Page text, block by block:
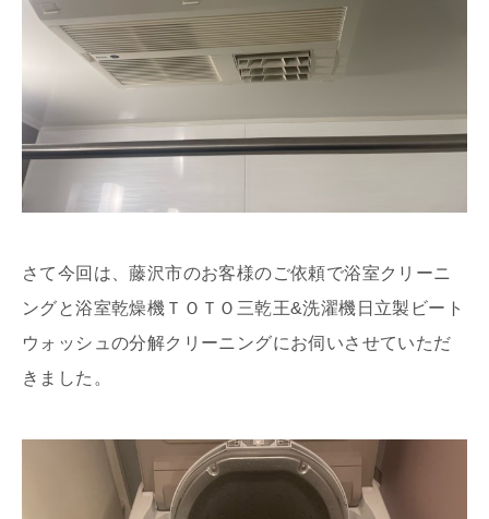
さて今回は、藤沢市のお客様のご依頼で浴室クリーニ
ングと浴室乾燥機ＴＯＴＯ三乾王&洗濯機日立製ビート
ウォッシュの分解クリーニングにお伺いさせていただ
きました。